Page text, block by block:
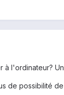
l'ordinateur?
de possibilité